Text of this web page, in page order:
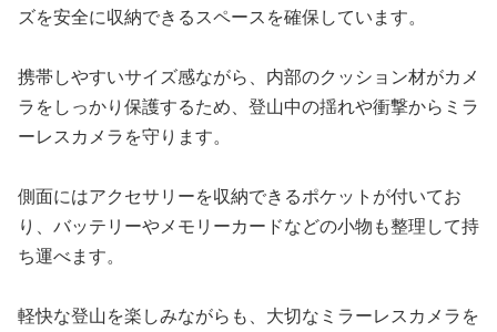
ズを安全に収納できるスペースを確保しています。
携帯しやすいサイズ感ながら、内部のクッション材がカメ
ラをしっかり保護するため、登山中の揺れや衝撃からミラ
ーレスカメラを守ります。
側面にはアクセサリーを収納できるポケットが付いてお
り、バッテリーやメモリーカードなどの小物も整理して持
ち運べます。
軽快な登山を楽しみながらも、大切なミラーレスカメラを